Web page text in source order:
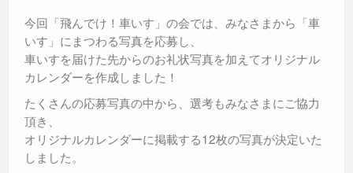
今回「飛んでけ！車いす」の会では、みなさまから「車
いす」にまつわる写真を応募し、
車いすを届けた先からのお礼状写真を加えてオリジナル
カレンダーを作成しました！
たくさんの応募写真の中から、選考もみなさまにご協力
頂き、
オリジナルカレンダーに掲載する12枚の写真が決定いた
しました。